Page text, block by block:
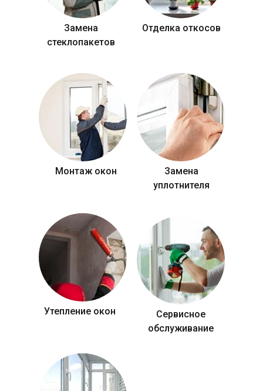
Замена
стеклопакетов
Отделка откосов
Монтаж окон
Замена
уплотнителя
Утепление окон
Сервисное
обслуживание